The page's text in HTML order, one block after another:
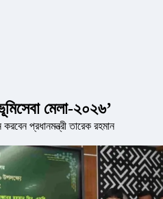
মেলা-২০২৬’
প্রধানমন্ত্রী তারেক রহমান